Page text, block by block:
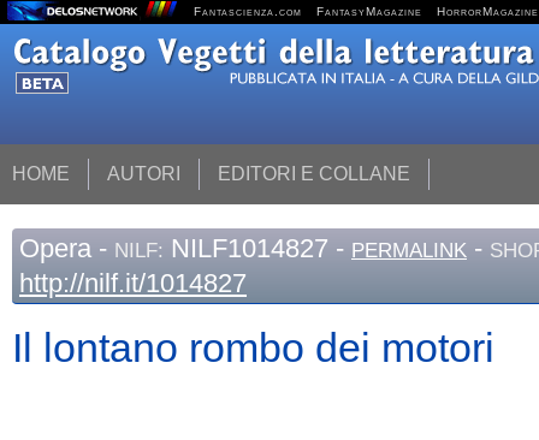
Fantascienza.com FantasyMagazine HorrorMagazine
HOME AUTORI EDITORI E COLLANE
Opera - NILF: NILF1014827 - PERMALINK -
http://nilf.it/1014827
Il lontano rombo dei motori